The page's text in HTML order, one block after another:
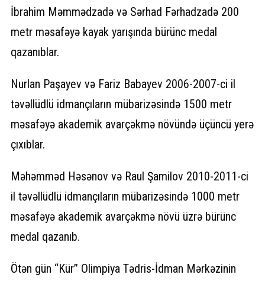
İbrahim Məmmədzadə və Sərhad Fərhadzadə 200
metr məsafəyə kayak yarışında bürünc medal
qazanıblar.
Nurlan Paşayev və Fariz Babayev 2006-2007-ci il
təvəllüdlü idmançıların mübarizəsində 1500 metr
məsafəyə akademik avarçəkmə növündə üçüncü yerə
çıxıblar.
Məhəmməd Həsənov və Raul Şamilov 2010-2011-ci
il təvəllüdlü idmançıların mübarizəsində 1000 metr
məsafəyə akademik avarçəkmə növü üzrə bürünc
medal qazanıb.
Ötən gün “Kür” Olimpiya Tədris-İdman Mərkəzinin